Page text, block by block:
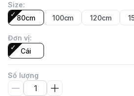
Size:
80cm
100cm 120cm
Đơn vị:
Cái
Số lượng